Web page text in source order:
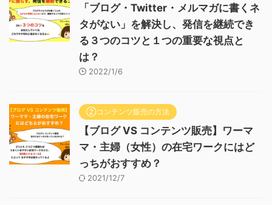
「ブログ・Twitter・メルマガに書くネ
タがない」を解決し、発信を継続でき
る３つのコツと１つの重要な視点と
は？
2022/1/6
②コンテンツ販売の方法
【ブログ VS コンテンツ販売】ワーマ
マ・主婦（女性）の在宅ワークにはど
っちがおすすめ？
2021/12/7